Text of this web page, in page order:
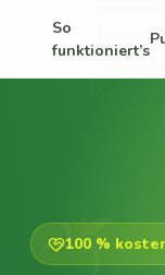
So
funktioniert’s
100 %